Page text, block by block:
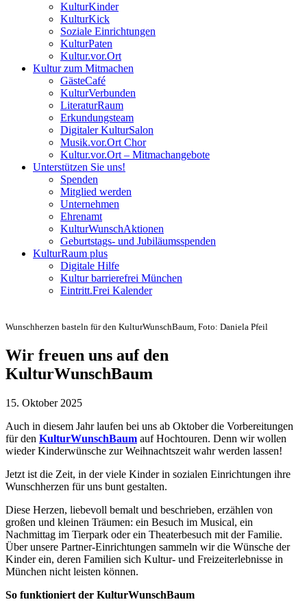
KulturKinder
KulturKick
Soziale Einrichtungen
KulturPaten
Kultur.vor.Ort
Kultur zum Mitmachen
GästeCafé
KulturVerbunden
LiteraturRaum
Erkundungsteam
Digitaler KulturSalon
Musik.vor.Ort Chor
Kultur.vor.Ort – Mitmachangebote
Unterstützen Sie uns!
Spenden
Mitglied werden
Unternehmen
Ehrenamt
KulturWunschAktionen
Geburtstags- und Jubiläumsspenden
KulturRaum plus
Digitale Hilfe
Kultur barrierefrei München
Eintritt.Frei Kalender
Wunschherzen basteln für den KulturWunschBaum, Foto: Daniela Pfeil
Wir freuen uns auf den
KulturWunschBaum
15. Oktober 2025
Auch in diesem Jahr laufen bei uns ab Oktober die Vorbereitungen
für den KulturWunschBaum auf Hochtouren. Denn wir wollen
wieder Kinderwünsche zur Weihnachtszeit wahr werden lassen!
Jetzt ist die Zeit, in der viele Kinder in sozialen Einrichtungen ihre
Wunschherzen für uns bunt gestalten.
Diese Herzen, liebevoll bemalt und beschrieben, erzählen von
großen und kleinen Träumen: ein Besuch im Musical, ein
Nachmittag im Tierpark oder ein Theaterbesuch mit der Familie.
Über unsere Partner-Einrichtungen sammeln wir die Wünsche der
Kinder ein, deren Familien sich Kultur- und Freizeiterlebnisse in
München nicht leisten können.
So funktioniert der KulturWunschBaum